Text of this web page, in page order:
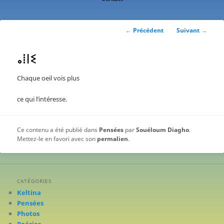
Navigation
← Précédent Suivant →
ⴰⵂⵏⵉ
Chaque oeil vois plus
ce qui l’intéresse.
Ce contenu a été publié dans Pensées parSouéloum Diagho.
Mettez-le en favori avec son permalien.
CATÉGORIES
Keltina
Pensées
Photos